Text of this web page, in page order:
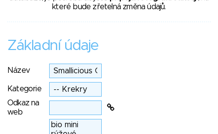
které bude zřetelná změna údajů.
Základní údaje
Název
Kategorie
Odkaz na
web